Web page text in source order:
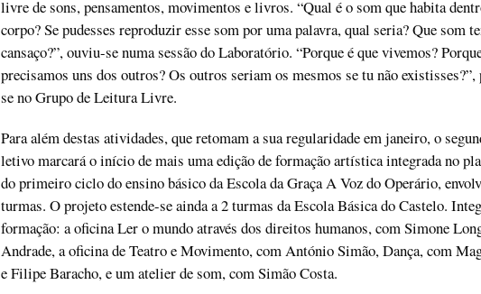
livre de sons, pensamentos, movimentos e livros. “Qual é o som que habita
corpo? Se pudesses reproduzir esse som por uma palavra, qual seria? Que som
cansaço?”, ouviu-se numa sessão do Laboratório. “Porque é que vivemos?
precisamos uns dos outros? Os outros seriam os mesmos se tu não existisses?”,
se no Grupo de Leitura Livre.
Para além destas atividades, que retomam a sua regularidade em janeiro, o
letivo marcará o início de mais uma edição de formação artística integrada no
do primeiro ciclo do ensino básico da Escola da Graça A Voz do Operário,
turmas. O projeto estende-se ainda a 2 turmas da Escola Básica do Castelo.
formação: a oficina Ler o mundo através dos direitos humanos, com Simone
Andrade, a oficina de Teatro e Movimento, com António Simão, Dança, com
e Filipe Baracho, e um atelier de som, com Simão Costa.